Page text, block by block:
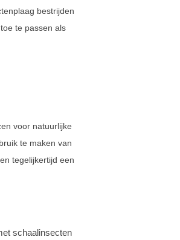
bestrijden
te passen als
voor natuurlijke
te maken van
tegelijkertijd een
schaalinsecten